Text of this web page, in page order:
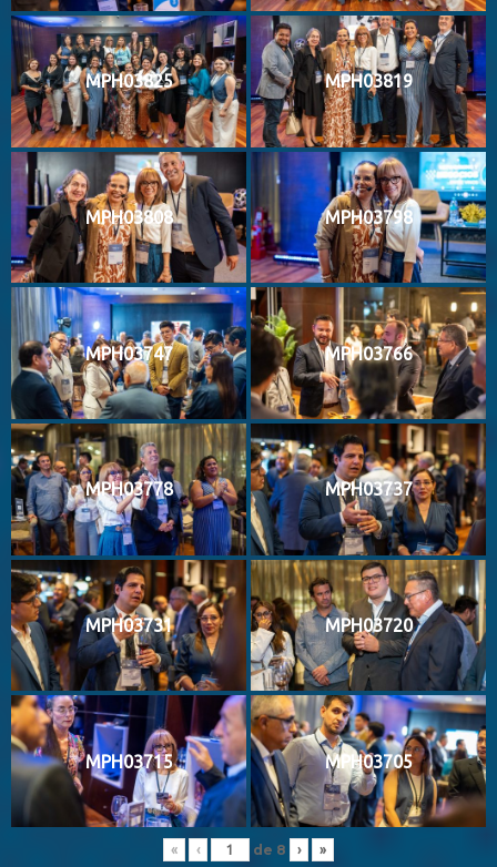
MPH03825 MPH03819
MPH03808 MPH03798
MPH03747 MPH03766
MPH03778 MPH03737
MPH03731 MPH03720
MPH03715 MPH03705
« ‹ de 8 › »